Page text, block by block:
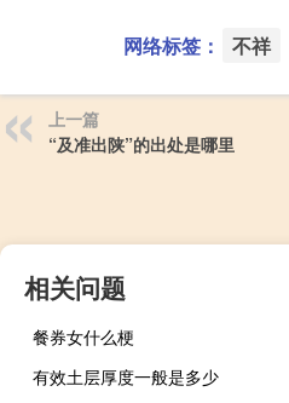
网络标签： 不祥
上一篇
“及准出陕”的出处是哪里
相关问题
餐券女什么梗
有效土层厚度一般是多少